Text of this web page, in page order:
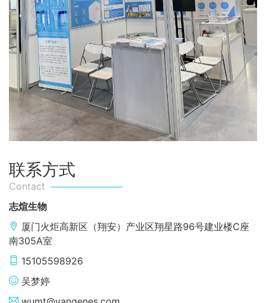
联系方式
Contact
志煊生物
厦门火炬高新区（翔安）产业区翔星路96号建业楼C座
南305A室
15105598926
吴梦婷